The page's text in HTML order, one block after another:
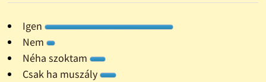
Igen
Nem
Néha szoktam
Csak ha muszály